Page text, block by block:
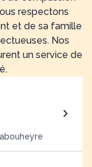
respectons
et de sa famille
Nos
un service de